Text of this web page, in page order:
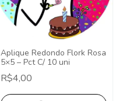
Aplique Redondo Flork Rosa
5×5 – Pct C/ 10 uni
R$4,00